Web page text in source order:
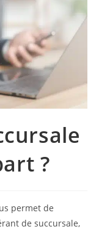
?
permet de
de succursale,